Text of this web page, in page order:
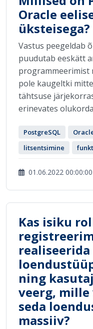
Oracle
üksteisega?
Vastus peegeldab
puudutab eeskätt
programmeerimist
pole kaugeltki
tähtsuse
erinevates
PostgreSQL
litsentsimine
01.06.2022 00:00:00
Kas isiku
ning
veerg, mille
seda
massiiv?